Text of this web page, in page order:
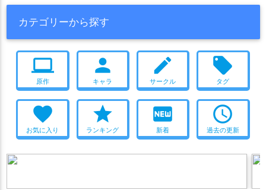
カテゴリーから探す
computer
原作
person
キャラ
create
サークル
local_offer
タグ
favorite
お気に入り
star
ランキング
fiber_new
新着
access_time
過去の更新